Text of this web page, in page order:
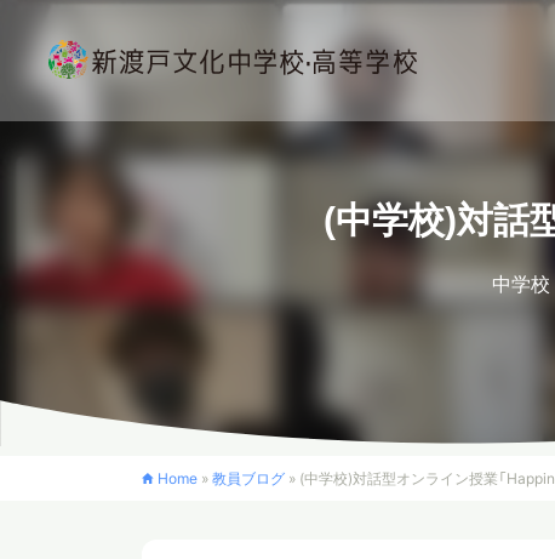
(中学校)対話
中学校
Home » 教員ブログ » (中学校)対話型オンライン授業「